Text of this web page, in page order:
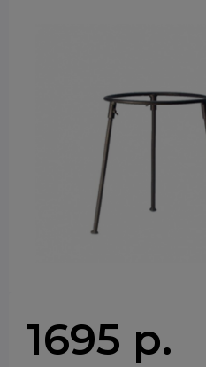
1695 р.